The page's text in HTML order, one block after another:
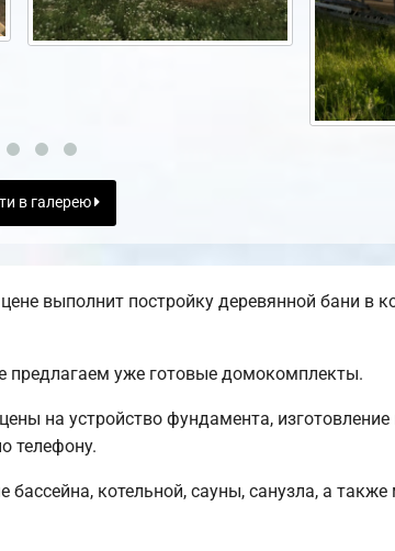
в галерею
выполнит постройку деревянной бани в
предлагаем уже готовые домокомплекты.
на устройство фундамента, изготовление
телефону.
котельной, сауны, санузла, а